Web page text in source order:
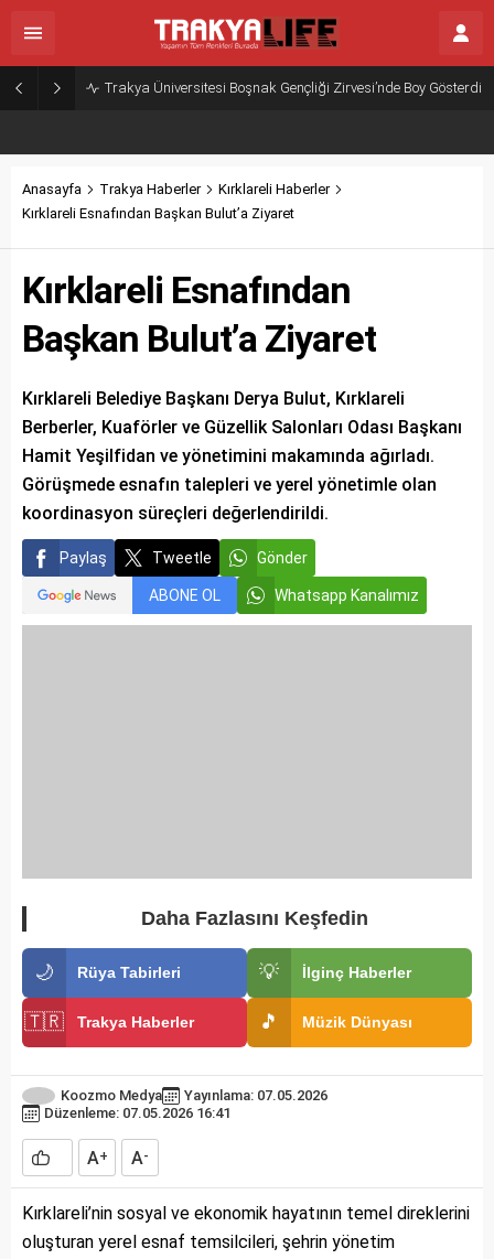
Trakya Üniversitesi Boşnak Gençliği Zirvesi’nde Boy Gösterdi
Anasayfa Trakya Haberler
Kırklareli Haberler
Kırklareli Esnafından Başkan Bulut’a Ziyaret
Kırklareli Esnafından
Başkan Bulut’a Ziyaret
Kırklareli Belediye Başkanı Derya Bulut, Kırklareli
Berberler, Kuaförler ve Güzellik Salonları Odası Başkanı
Hamit Yeşilfidan ve yönetimini makamında ağırladı.
Görüşmede esnafın talepleri ve yerel yönetimle olan
koordinasyon süreçleri değerlendirildi.
Paylaş Tweetle Gönder
ABONE OL Whatsapp Kanalımız
Daha Fazlasını Keşfedin
🌙 Rüya Tabirleri 💡 İlginç Haberler
🇹🇷 Trakya Haberler 🎵 Müzik Dünyası
Koozmo Medya
Yayınlama: 07.05.2026
Düzenleme: 07.05.2026 16:41
A+ A-
Kırklareli’nin sosyal ve ekonomik hayatının temel direklerini
oluşturan yerel esnaf temsilcileri, şehrin yönetim